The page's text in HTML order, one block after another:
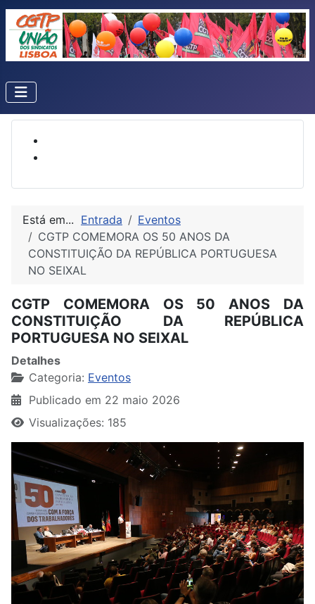
Está em... Entrada
Eventos
CGTP COMEMORA OS 50 ANOS DA
CONSTITUIÇÃO DA REPÚBLICA PORTUGUESA
NO SEIXAL
CGTP COMEMORA OS 50 ANOS DA
CONSTITUIÇÃO DA REPÚBLICA
PORTUGUESA NO SEIXAL
Detalhes
Categoria: Eventos
Publicado em 22 maio 2026
Visualizações: 185